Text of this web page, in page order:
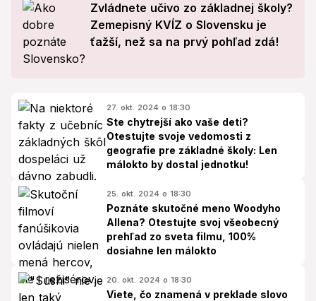
Zvládnete učivo zo základnej školy?
Zemepisný KVÍZ o Slovensku je
ťažší, než sa na prvý pohľad zdá!
27. okt. 2024 o 18:30
Ste chytrejší ako vaše deti?
Otestujte svoje vedomosti z
geografie pre základné školy: Len
málokto by dostal jednotku!
25. okt. 2024 o 18:30
Poznáte skutočné meno Woodyho
Allena? Otestujte svoj všeobecný
prehľad zo sveta filmu, 100%
dosiahne len málokto
20. okt. 2024 o 18:30
Viete, čo znamená v preklade slovo